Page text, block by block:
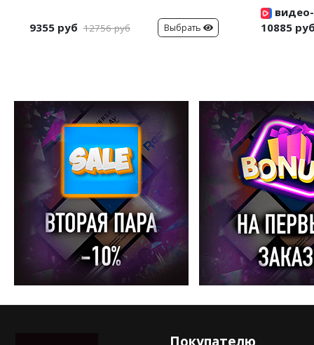
9355 руб 12756 руб Выбрать
10885 руб
Покупателю